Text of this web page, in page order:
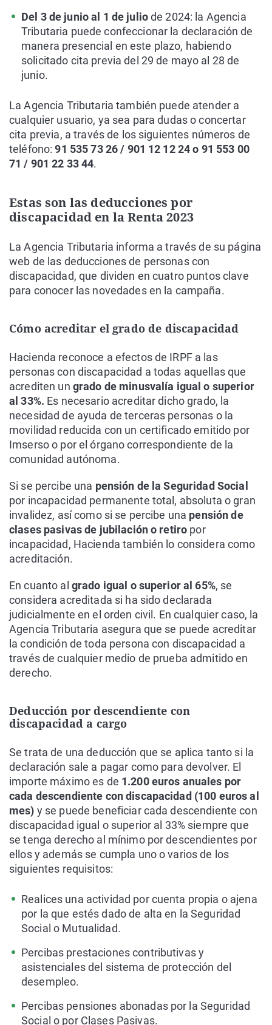
Del 3 de junio al 1 de juliode 2024: la Agencia
Tributaria puede confeccionar la declaración de
manera presencial en este plazo, habiendo
solicitado cita previa del 29 de mayo al 28 de
junio.
La Agencia Tributaria también puede atender a
cualquier usuario, ya sea para dudas o concertar
cita previa, a través de los siguientes números de
teléfono:91 535 73 26 / 901 12 12 24 o 91 553 00
71 / 901 22 33 44.
Estas son las deducciones por
discapacidad en la Renta 2023
La Agencia Tributaria informa a través de su página
web de las deducciones de personas con
discapacidad, que dividen en cuatro puntos clave
para conocer las novedades en la campaña.
Cómo acreditar el grado de discapacidad
Hacienda reconoce a efectos de IRPF a las
personas con discapacidad a todas aquellas que
acrediten un grado de minusvalía igual o superior
al 33%. Es necesario acreditar dicho grado, la
necesidad de ayuda de terceras personas o la
movilidad reducida con un certificado emitido por
Imserso o por el órgano correspondiente de la
comunidad autónoma.
Si se percibe una pensión de la Seguridad Social
por incapacidad permanente total, absoluta o gran
invalidez, así como si se percibe una pensión de
clases pasivas de jubilación o retiro por
incapacidad, Hacienda también lo considera como
acreditación.
En cuanto al grado igual o superior al 65%, se
considera acreditada si ha sido declarada
judicialmente en el orden civil. En cualquier caso, la
Agencia Tributaria asegura que se puede acreditar
la condición de toda persona con discapacidad a
través de cualquier medio de prueba admitido en
derecho.
Deducción por descendiente con
discapacidad a cargo
Se trata de una deducción que se aplica tanto si la
declaración sale a pagar como para devolver. El
importe máximo es de 1.200 euros anuales por
cada descendiente con discapacidad (100 euros al
mes) y se puede beneficiar cada descendiente con
discapacidad igual o superior al 33% siempre que
se tenga derecho al mínimo por descendientes por
ellos y además se cumpla uno o varios de los
siguientes requisitos:
Realices una actividad por cuenta propia o ajena
por la que estés dado de alta en la Seguridad
Social o Mutualidad.
Percibas prestaciones contributivas y
asistenciales del sistema de protección del
desempleo.
Percibas pensiones abonadas por la Seguridad
Social o por Clases Pasivas.